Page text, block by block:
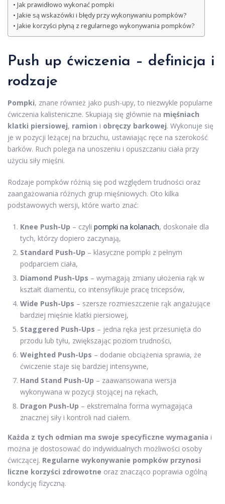
Jak prawidłowo wykonać pompki
Jakie są wskazówki i błędy przy wykonywaniu pompków?
Jakie korzyści płyną z regularnego wykonywania pompków?
Push up ćwiczenia – definicja i
rodzaje
Pompki, znane również jako push-upy, to niezwykle popularne
ćwiczenia kalisteniczne. Skupiają się głównie na mięśniach
klatki piersiowej, ramion i obręczy barkowej. Wykonuje się
je w pozycji leżącej na brzuchu, ustawiając ręce na szerokość
barków. Ruch polega na unoszeniu i opuszczaniu ciała przy
użyciu siły mięśni.
Rodzaje pompków różnią się pod względem trudności oraz
zaangażowania różnych grup mięśniowych. Oto kilka
podstawowych wersji, które warto znać:
Knee Push-Up – czyli pompki na kolanach, doskonałe dla
tych, którzy dopiero zaczynają,
Standard Push-Up – klasyczne pompki z pełnym
podparciem ciała,
Diamond Push-Ups – wymagają zmiany ułożenia rąk w
kształt diamentu, co intensyfikuje pracę tricepsów,
Wide Push-Ups – szersze rozmieszczenie rąk angażujące
bardziej mięśnie klatki piersiowej,
Staggered Push-Ups – jedna ręka jest przesunięta do
przodu lub tyłu, zwiększając poziom trudności,
Weighted Push-Ups – dodanie obciążenia sprawia, że
ćwiczenie staje się bardziej intensywne,
Hand Stand Push-Up – zaawansowana wersja
wykonywana w pozycji stojącej na rękach,
Dragon Push-Up – ekstremalna forma wymagająca
znacznej siły i kontroli nad ciałem.
Każda z tych odmian ma swoje specyficzne wymagania i
można je dostosować do indywidualnych możliwości osoby
ćwiczącej. Regularne wykonywanie pompków przynosi
liczne korzyści zdrowotne oraz znacząco poprawia ogólną
kondycję fizyczną.